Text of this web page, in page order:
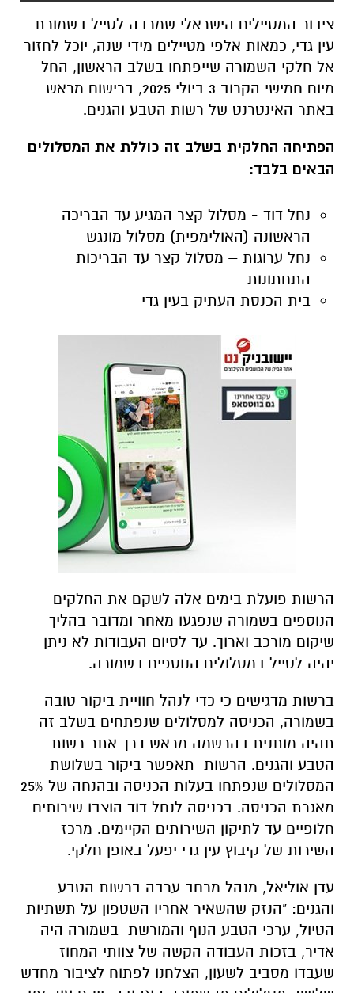
ציבור המטיילים הישראלי שמרבה לטייל בשמורת
עין גדי, כמאות אלפי מטיילים מידי שנה, יוכל לחזור
אל חלקי השמורה שייפתחו בשלב הראשון, החל
מיום חמישי הקרוב 3 ביולי 2025, ברישום מראש
באתר האינטרנט של רשות הטבע והגנים.
הפתיחה החלקית בשלב זה כוללת את המסלולים
הבאים בלבד:
נחל דוד - מסלול קצר המגיע עד הבריכה
הראשונה (האולימפית) מסלול מונגש
נחל ערוגות – מסלול קצר עד הבריכות
התחתונות
בית הכנסת העתיק בעין גדי
הרשות פועלת בימים אלה לשקם את החלקים
הנוספים בשמורה שנפגעו מאחר ומדובר בהליך
שיקום מורכב וארוך. עד לסיום העבודות לא ניתן
יהיה לטייל במסלולים הנוספים בשמורה.
ברשות מדגישים כי כדי לנהל חוויית ביקור טובה
בשמורה, הכניסה למסלולים שנפתחים בשלב זה
תהיה מותנית בהרשמה מראש דרך אתר רשות
הטבע והגנים. הרשות תאפשר ביקור בשלושת
המסלולים שנפתחו בעלות הכניסה ובהנחה של 25%
מאגרת הכניסה. בכניסה לנחל דוד הוצבו שירותים
חלופיים עד לתיקון השירותים הקיימים. מרכז
השירות של קיבוץ עין גדי יפעל באופן חלקי.
עדן אוליאל, מנהל מרחב ערבה ברשות הטבע
והגנים: "הנזק שהשאיר אחריו השטפון על תשתיות
הטיול, ערכי הטבע הנוף והמורשת בשמורה היה
אדיר, בזכות העבודה הקשה של צוותי המחוז
שעבדו מסביב לשעון, הצלחנו לפתוח לציבור מחדש